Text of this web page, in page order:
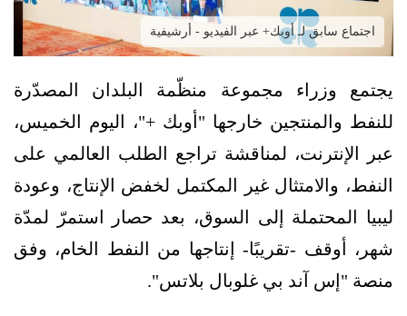
اجتماع سابق لـ أوبك+ عبر الفيديو - أرشيفية
يجتمع وزراء مجموعة منظّمة البلدان المصدّرة
للنفط والمنتجين خارجها "أوبك +"، اليوم الخميس،
عبر الإنترنت، لمناقشة تراجع الطلب العالمي على
النفط، والامتثال غير المكتمل لخفض الإنتاج، وعودة
ليبيا المحتملة إلى السوق، بعد حصار استمرّ لمدّة
شهر، أوقف -تقريبًا- إنتاجها من النفط الخام، وفق
منصة "إس آند بي غلوبال بلاتس".